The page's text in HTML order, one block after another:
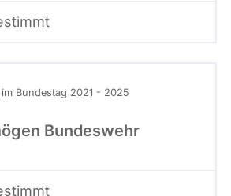
Bundestag 2021 - 2025
Bundeswehr